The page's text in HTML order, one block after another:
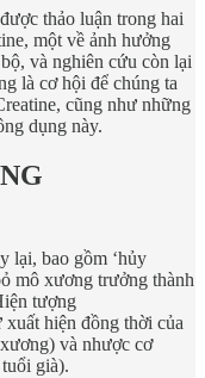
thảo luận trong hai
một về ảnh hưởng
và nghiên cứu còn lại
là cơ hội để chúng ta
cũng như những
dụng này.
lại, bao gồm ‘hủy
mô xương trưởng thành
tượng
hiện đồng thời của
và nhược cơ
già).